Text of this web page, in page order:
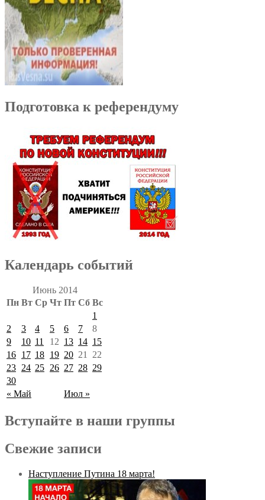
Подготовка к референдуму
Календарь событий
Июнь 2014
Пн Вт Ср Чт Пт Сб Вс
« Май Июл »
1
2
3 4 5 6 7
8
9
10 11 12 13 14 15
16 17 18 19 20 21
22
23 24 25 26 27 28 29
30
Вступайте в наши группы
Свежие записи
Наступление Путина 18 марта!